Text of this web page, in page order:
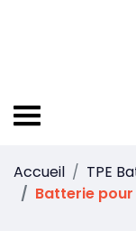
Accueil TPE
Batterie